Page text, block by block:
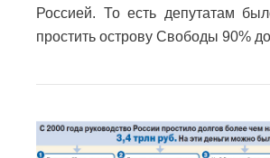
Россией. То есть депутатам
простить острову Свободы 90%